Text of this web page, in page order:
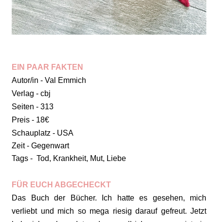
EIN PAAR FAKTEN
Autor/in - Val Emmich
Verlag - cbj
Seiten - 313
Preis - 18€
Schauplatz - USA
Zeit - Gegenwart
Tags - Tod, Krankheit, Mut, Liebe
FÜR EUCH ABGECHECKT
Das Buch der Bücher. Ich hatte es gesehen, mich
verliebt und mich so mega riesig darauf gefreut. Jetzt